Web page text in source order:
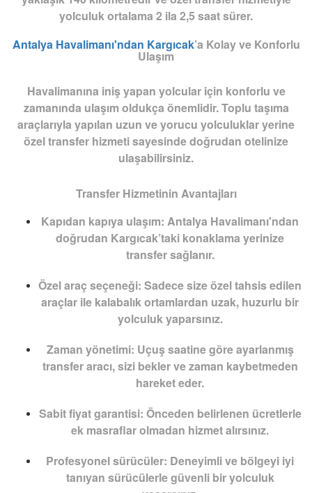
yolculuk ortalama 2 ila 2,5 saat sürer.
Antalya Havalimanı'ndan Kargıcak’a Kolay ve Konforlu
Ulaşım
Havalimanına iniş yapan yolcular için konforlu ve
zamanında ulaşım oldukça önemlidir. Toplu taşıma
araçlarıyla yapılan uzun ve yorucu yolculuklar yerine
özel transfer hizmeti sayesinde doğrudan otelinize
ulaşabilirsiniz.
Transfer Hizmetinin Avantajları
Kapıdan kapıya ulaşım: Antalya Havalimanı'ndan
doğrudan Kargıcak’taki konaklama yerinize
transfer sağlanır.
Özel araç seçeneği: Sadece size özel tahsis edilen
araçlar ile kalabalık ortamlardan uzak, huzurlu bir
yolculuk yaparsınız.
Zaman yönetimi: Uçuş saatine göre ayarlanmış
transfer aracı, sizi bekler ve zaman kaybetmeden
hareket eder.
Sabit fiyat garantisi: Önceden belirlenen ücretlerle
ek masraflar olmadan hizmet alırsınız.
Profesyonel sürücüler: Deneyimli ve bölgeyi iyi
tanıyan sürücülerle güvenli bir yolculuk